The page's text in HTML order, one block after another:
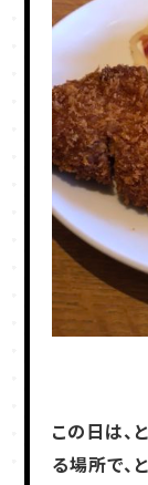
この日は、
る場所で、